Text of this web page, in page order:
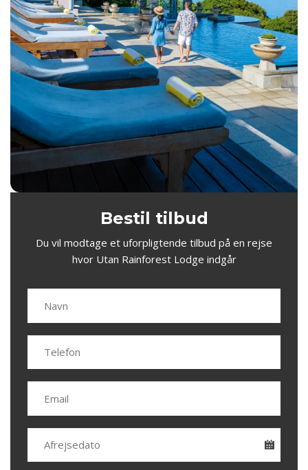
Bestil tilbud
Du vil modtage et uforpligtende tilbud på en rejse
hvor Utan Rainforest Lodge indgår